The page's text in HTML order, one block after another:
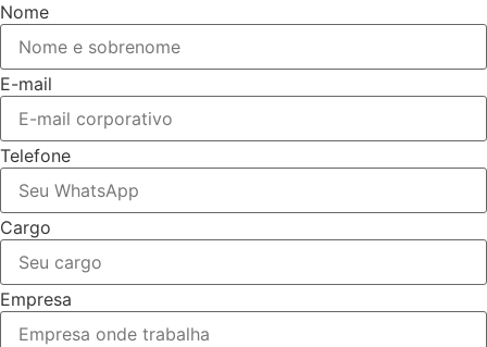
Nome
E-mail
Telefone
Cargo
Empresa